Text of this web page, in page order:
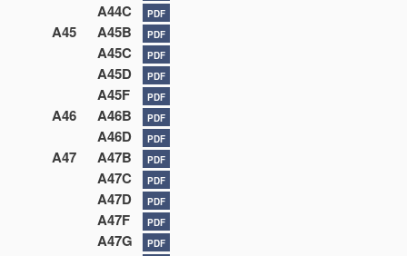
A44C PDF
A45 A45B PDF
A45C PDF
A45D PDF
A45F PDF
A46 A46B PDF
A46D PDF
A47 A47B PDF
A47C PDF
A47D PDF
A47F PDF
A47G PDF